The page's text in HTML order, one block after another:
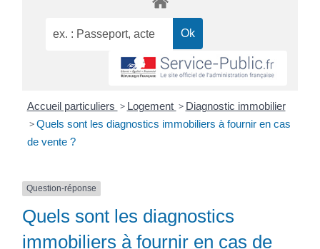
Accueil particuliers > Logement > Diagnostic immobilier
> Quels sont les diagnostics immobiliers à fournir en cas
de vente ?
Question-réponse
Quels sont les diagnostics
immobiliers à fournir en cas de